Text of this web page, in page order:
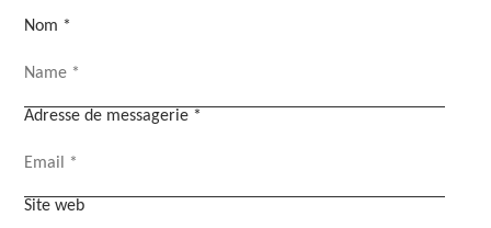
Nom *
Adresse de messagerie *
Site web